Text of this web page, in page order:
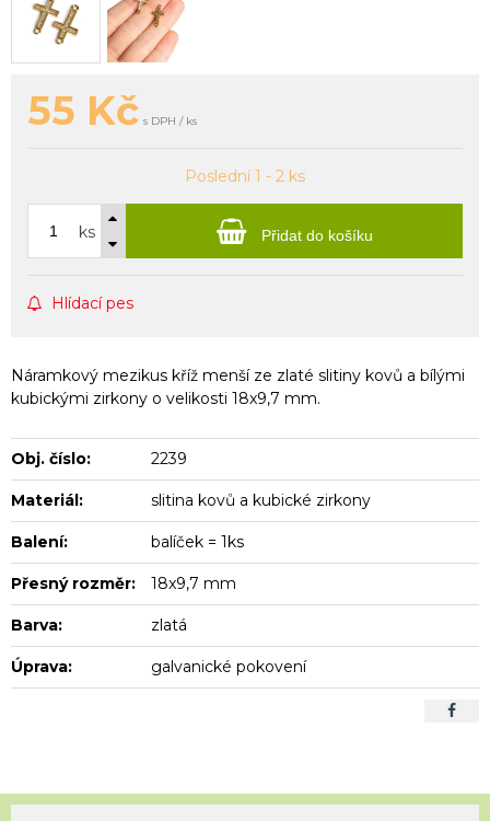
55 Kč s DPH / ks
Poslední 1 - 2 ks
ks Přidat do košíku
Hlídací pes
Náramkový mezikus kříž menší ze zlaté slitiny kovů a bílými
kubickými zirkony o velikosti 18x9,7 mm.
Obj. číslo: 2239
Materiál: slitina kovů a kubické zirkony
Balení: balíček = 1ks
Přesný rozměr: 18x9,7 mm
Barva: zlatá
Úprava: galvanické pokovení